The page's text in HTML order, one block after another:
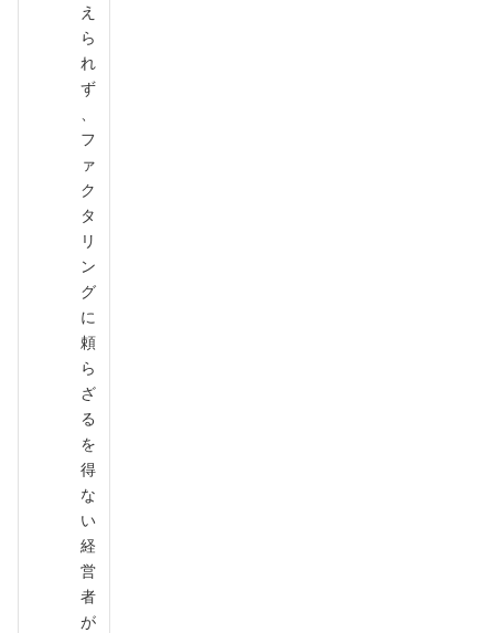
え
ら
れ
ず
フ
ァ
ク
タ
リ
ン
グ
に
頼
ら
ざ
る
を
得
な
い
経
営
者
が